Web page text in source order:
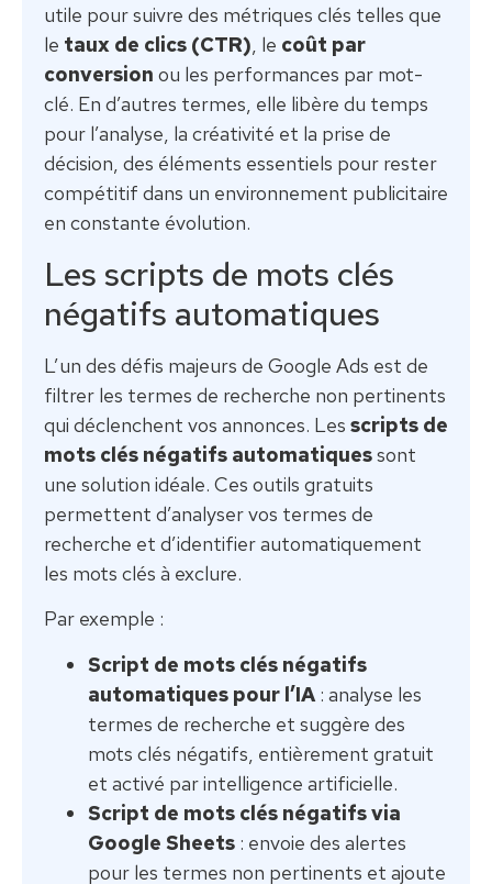
utile pour suivre des métriques clés telles que
le taux de clics (CTR), le coût par
conversion ou les performances par mot-
clé. En d’autres termes, elle libère du temps
pour l’analyse, la créativité et la prise de
décision, des éléments essentiels pour rester
compétitif dans un environnement publicitaire
en constante évolution.
Les scripts de mots clés
négatifs automatiques
L’un des défis majeurs de Google Ads est de
filtrer les termes de recherche non pertinents
qui déclenchent vos annonces. Les scripts de
mots clés négatifs automatiquessont
une solution idéale. Ces outils gratuits
permettent d’analyser vos termes de
recherche et d’identifier automatiquement
les mots clés à exclure.
Par exemple :
Script de mots clés négatifs
automatiques pour l’IA: analyse les
termes de recherche et suggère des
mots clés négatifs, entièrement gratuit
et activé par intelligence artificielle.
Script de mots clés négatifs via
Google Sheets : envoie des alertes
pour les termes non pertinents et ajoute